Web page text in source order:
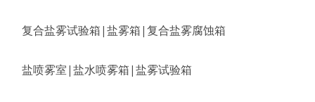
复合盐雾试验箱|盐雾箱|复合盐雾腐蚀箱
盐喷雾室|盐水喷雾箱|盐雾试验箱